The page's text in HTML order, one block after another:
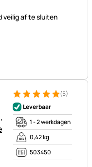
veilig af te sluiten
Beoordeling: 5 van 5 (5
5 Bewertungen
(5)
Leverbaar
1 - 2 werkdagen
0,42 kg
503450